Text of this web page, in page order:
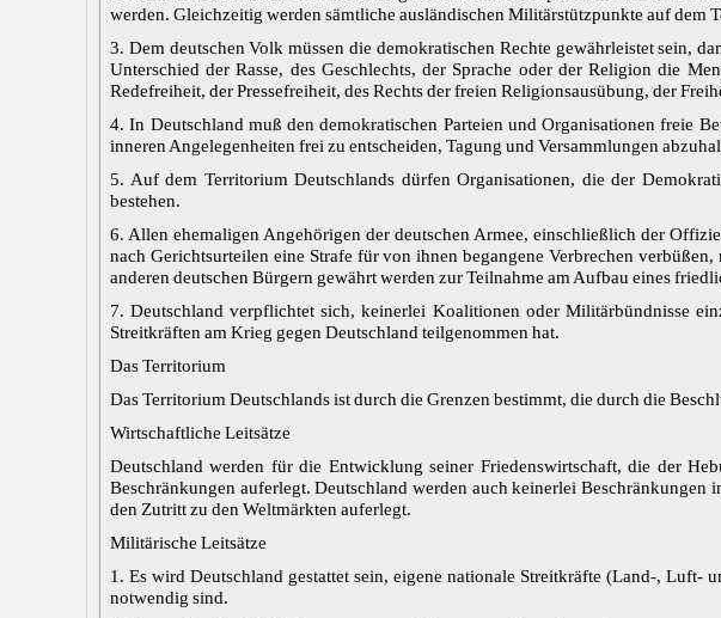
werden. Gleichzeitig werden sämtliche ausländischen Militärstützpunkte auf dem
3. Dem deutschen Volk müssen die demokratischen Rechte gewährleistet sein,
Unterschied der Rasse, des Geschlechts, der Sprache oder der Religion die
Redefreiheit, der Pressefreiheit, des Rechts der freien Religionsausübung, der
4. In Deutschland muß den demokratischen Parteien und Organisationen freie
inneren Angelegenheiten frei zu entscheiden, Tagung und Versammlungen
5. Auf dem Territorium Deutschlands dürfen Organisationen, die der
bestehen.
6. Allen ehemaligen Angehörigen der deutschen Armee, einschließlich der
nach Gerichtsurteilen eine Strafe für von ihnen begangene Verbrechen
anderen deutschen Bürgern gewährt werden zur Teilnahme am Aufbau eines
7. Deutschland verpflichtet sich, keinerlei Koalitionen oder Militärbündnisse
Streitkräften am Krieg gegen Deutschland teilgenommen hat.
Das Territorium
Das Territorium Deutschlands ist durch die Grenzen bestimmt, die durch die
Wirtschaftliche Leitsätze
Deutschland werden für die Entwicklung seiner Friedenswirtschaft, die der
Beschränkungen auferlegt. Deutschland werden auch keinerlei
den Zutritt zu den Weltmärkten auferlegt.
Militärische Leitsätze
1. Es wird Deutschland gestattet sein, eigene nationale Streitkräfte (Land-, Luft-
notwendig sind.